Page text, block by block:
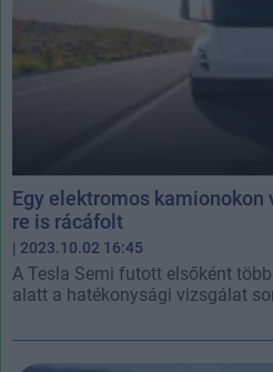
Egy elektromos
re is rácáfolt
| 2023.10.02 16:45
A Tesla Semi futott elsőként
alatt a hatékonysági vizsgálat